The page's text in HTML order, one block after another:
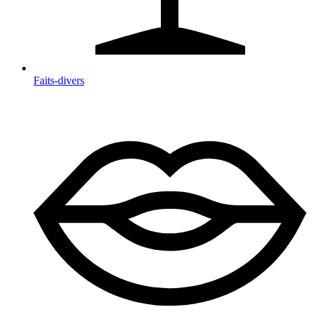
Faits-divers